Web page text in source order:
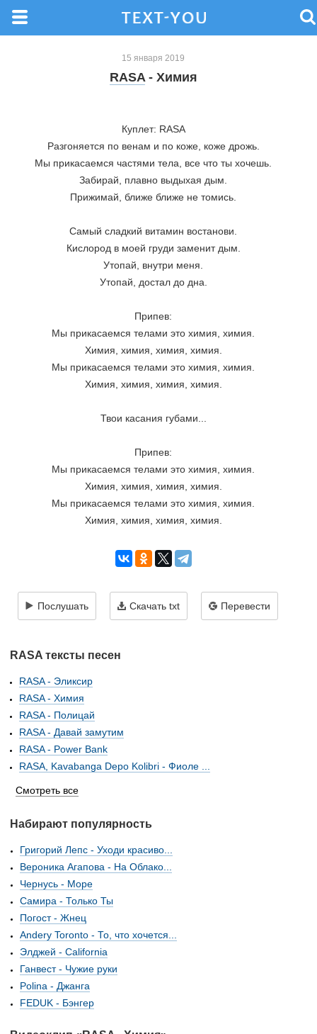
15 января 2019
RASA- Химия
Куплет: RASA
Разгоняется по венам и по коже, коже дрожь.
Мы прикасаемся частями тела, все что ты хочешь.
Забирай, плавно выдыхая дым.
Прижимай, ближе ближе не томись.
Самый сладкий витамин востанови.
Кислород в моей груди заменит дым.
Утопай, внутри меня.
Утопай, достал до дна.
Припев:
Мы прикасаемся телами это химия, химия.
Химия, химия, химия, химия.
Мы прикасаемся телами это химия, химия.
Химия, химия, химия, химия.
Твои касания губами...
Припев:
Мы прикасаемся телами это химия, химия.
Химия, химия, химия, химия.
Мы прикасаемся телами это химия, химия.
Химия, химия, химия, химия.
Послушать Скачать txt Перевести
RASA тексты песен
RASA - Эликсир
RASA - Химия
RASA - Полицай
RASA - Давай замутим
RASA - Power Bank
RASA, Kavabanga Depo Kolibri - Фиоле ...
Смотреть все
Набирают популярность
Григорий Лепс - Уходи красиво...
Вероника Агапова - На Облако...
Чернусь - Море
Самира - Только Ты
Погост - Жнец
Andery Toronto - То, что хочется...
Элджей - California
Ганвест - Чужие руки
Polina - Джанга
FEDUK - Бэнгер